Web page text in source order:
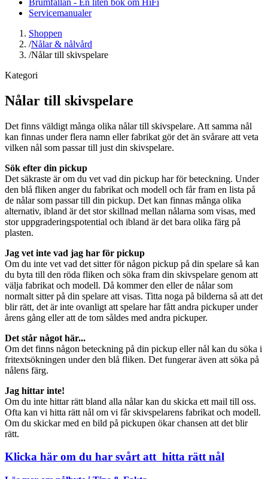
Servicemanualer
Shoppen
/Nålar & nålvård
/Nålar till skivspelare
Kategori
Nålar till skivspelare
Det finns väldigt många olika nålar till skivspelare. Att samma nål
kan finnas under flera namn eller fabrikat gör det än svårare att veta
vilken nål som passar till just din skivspelare.
Sök efter din pickup
Det säkraste är om du vet vad din pickup har för beteckning. Under
den blå fliken anger du fabrikat och modell och får fram en lista på
de nålar som passar till din pickup. Det kan finnas många olika
alternativ, ibland är det stor skillnad mellan nålarna som visas, med
stor uppgraderingspotential och ibland är det bara olika färg på
plasten.
Jag vet inte vad jag har för pickup
Om du inte vet vad det sitter för någon pickup på din spelare så kan
du byta till den röda fliken och söka fram din skivspelare genom att
välja fabrikat och modell. Då kommer den eller de nålar som
normalt sitter på din spelare att visas. Titta noga på bilderna så att det
blir rätt, det är inte ovanligt att spelare har fått andra pickuper under
årens gång eller att de tom såldes med andra pickuper.
Det står något här...
Om det finns någon beteckning på din pickup eller nål kan du söka i
fritextsökningen under den blå fliken. Det fungerar även att söka på
nålens färg.
Jag hittar inte!
Om du inte hittar rätt bland alla nålar kan du skicka ett mail till oss.
Ofta kan vi hitta rätt nål om vi får skivspelarens fabrikat och modell.
Om du skickar med en bild på pickupen ökar chansen att det blir
rätt.
Klicka här om du har svårt att hitta rätt nål